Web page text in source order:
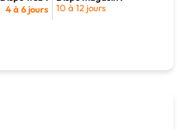
4 à 6 jours
10 à 12 jours